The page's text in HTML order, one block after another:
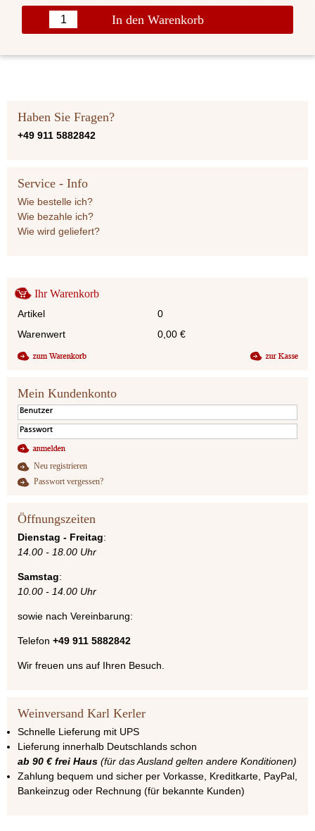
In den Warenkorb
Haben Sie Fragen?
+49 911 5882842
Service - Info
Wie bestelle ich?
Wie bezahle ich?
Wie wird geliefert?
Ihr Warenkorb
Artikel
0
Warenwert
0,00 €
Mein Kundenkonto
Neu registrieren
Passwort vergessen?
Öffnungszeiten
Dienstag - Freitag:
14.00 - 18.00 Uhr
Samstag:
10.00 - 14.00 Uhr
sowie nach Vereinbarung:
Telefon +49 911 5882842
Wir freuen uns auf Ihren Besuch.
Weinversand Karl Kerler
Schnelle Lieferung mit UPS
Lieferung innerhalb Deutschlands schon
ab 90 € frei Haus (für das Ausland gelten andere Konditionen)
Zahlung bequem und sicher per Vorkasse, Kreditkarte, PayPal,
Bankeinzug oder Rechnung (für bekannte Kunden)